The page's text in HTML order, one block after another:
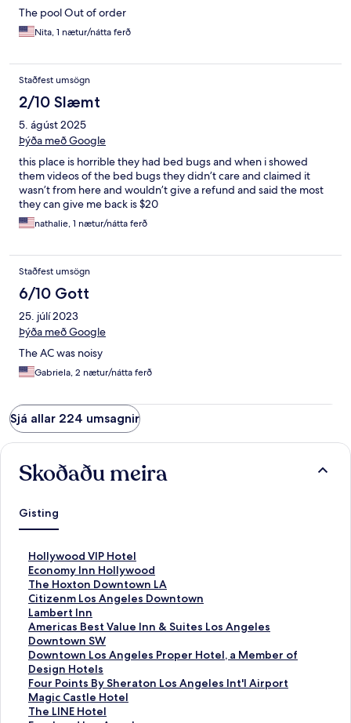
The pool Out of order
Nita, 1 nætur/nátta ferð
Staðfest umsögn
2/10 Slæmt
5. ágúst 2025
Þýða með Google
this place is horrible they had bed bugs and when i showed
them videos of the bed bugs they didn’t care and claimed it
wasn’t from here and wouldn’t give a refund and said the most
they can give me back is $20
nathalie, 1 nætur/nátta ferð
Staðfest umsögn
6/10 Gott
25. júlí 2023
Þýða með Google
The AC was noisy
Gabriela, 2 nætur/nátta ferð
Sjá allar 224 umsagnir
Skoðaðu meira
Gisting
Hollywood VIP Hotel
H
l
e
k
k
u
r
s
e
m
o
p
Economy Inn Hollywood
H
l
e
k
k
u
r
s
e
m
o
The Hoxton Downtown LA
H
l
e
k
k
u
r
s
e
m
Citizenm Los Angeles Downtown
H
l
e
k
k
u
r
s
e
Lambert Inn
H
l
e
k
k
u
r
s
Americas Best Value Inn & Suites Los Angeles
Downtown SW
H
l
e
k
k
u
r
Downtown Los Angeles Proper Hotel, a Member of
Design Hotels
H
l
e
k
k
Four Points By Sheraton Los Angeles Int'l Airport
H
l
e
Magic Castle Hotel
H
lThe LINE Hotel
H